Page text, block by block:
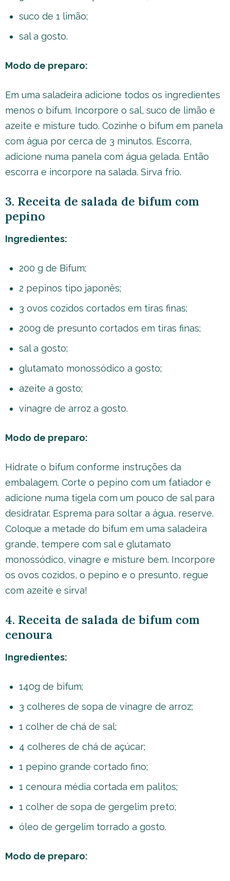
suco de 1 limão;
sal a gosto.
Modo de preparo:
Em uma saladeira adicione todos os ingredientes
menos o bifum. Incorpore o sal, suco de limão e
azeite e misture tudo. Cozinhe o bifum em panela
com água por cerca de 3 minutos. Escorra,
adicione numa panela com água gelada. Então
escorra e incorpore na salada. Sirva frio.
3. Receita de salada de bifum com
pepino
Ingredientes:
200 g de Bifum;
2 pepinos tipo japonês;
3 ovos cozidos cortados em tiras finas;
200g de presunto cortados em tiras finas;
sal a gosto;
glutamato monossódico a gosto;
azeite a gosto;
vinagre de arroz a gosto.
Modo de preparo:
Hidrate o bifum conforme instruções da
embalagem. Corte o pepino com um fatiador e
adicione numa tigela com um pouco de sal para
desidratar. Esprema para soltar a água, reserve.
Coloque a metade do bifum em uma saladeira
grande, tempere com sal e glutamato
monossódico, vinagre e misture bem. Incorpore
os ovos cozidos, o pepino e o presunto, regue
com azeite e sirva!
4. Receita de salada de bifum com
cenoura
Ingredientes:
140g de bifum;
3 colheres de sopa de vinagre de arroz;
1 colher de chá de sal;
4 colheres de chá de açúcar;
1 pepino grande cortado fino;
1 cenoura média cortada em palitos;
1 colher de sopa de gergelim preto;
óleo de gergelim torrado a gosto.
Modo de preparo: